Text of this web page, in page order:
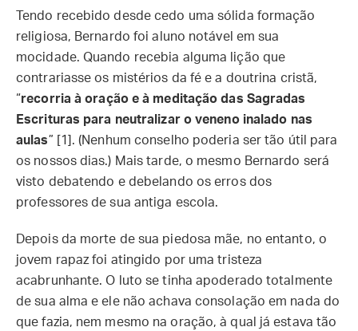
Tendo recebido desde cedo uma sólida formação
religiosa, Bernardo foi aluno notável em sua
mocidade. Quando recebia alguma lição que
contrariasse os mistérios da fé e a doutrina cristã,
“recorria à oração e à meditação das Sagradas
Escrituras para neutralizar o veneno inalado nas
aulas” [1]. (Nenhum conselho poderia ser tão útil para
os nossos dias.) Mais tarde, o mesmo Bernardo será
visto debatendo e debelando os erros dos
professores de sua antiga escola.
Depois da morte de sua piedosa mãe, no entanto, o
jovem rapaz foi atingido por uma tristeza
acabrunhante. O luto se tinha apoderado totalmente
de sua alma e ele não achava consolação em nada do
que fazia, nem mesmo na oração, à qual já estava tão